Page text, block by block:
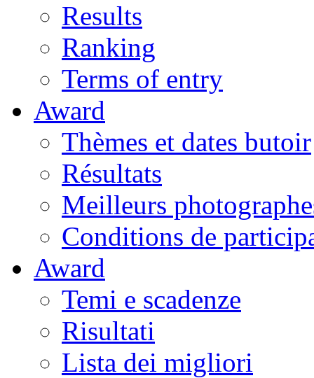
Results
Ranking
Terms of entry
Award
Thèmes et dates butoir
Résultats
Meilleurs
Conditions de
Award
Temi e scadenze
Risultati
Lista dei migliori